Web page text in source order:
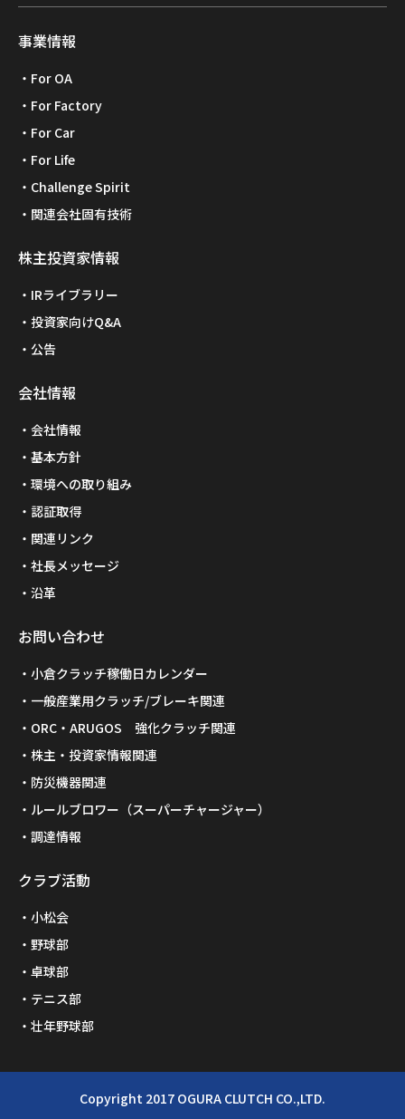
事業情報
For OA
For Factory
For Car
For Life
Challenge Spirit
関連会社固有技術
株主投資家情報
IRライブラリー
投資家向けQ&A
公告
会社情報
会社情報
基本方針
環境への取り組み
認証取得
関連リンク
社長メッセージ
沿革
お問い合わせ
小倉クラッチ稼働日カレンダー
一般産業用クラッチ/ブレーキ関連
ORC・ARUGOS 強化クラッチ関連
株主・投資家情報関連
防災機器関連
ルールブロワー（スーパーチャージャー）
調達情報
クラブ活動
小松会
野球部
卓球部
テニス部
壮年野球部
Copyright 2017 OGURA CLUTCH CO.,LTD.